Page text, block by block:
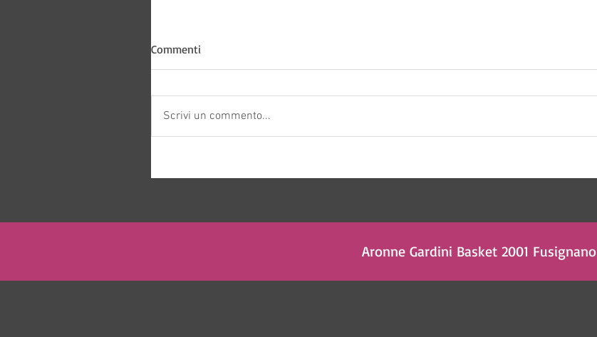
Commenti
Scrivi un commento...
Aronne Gardini Basket 2001 Fusignano